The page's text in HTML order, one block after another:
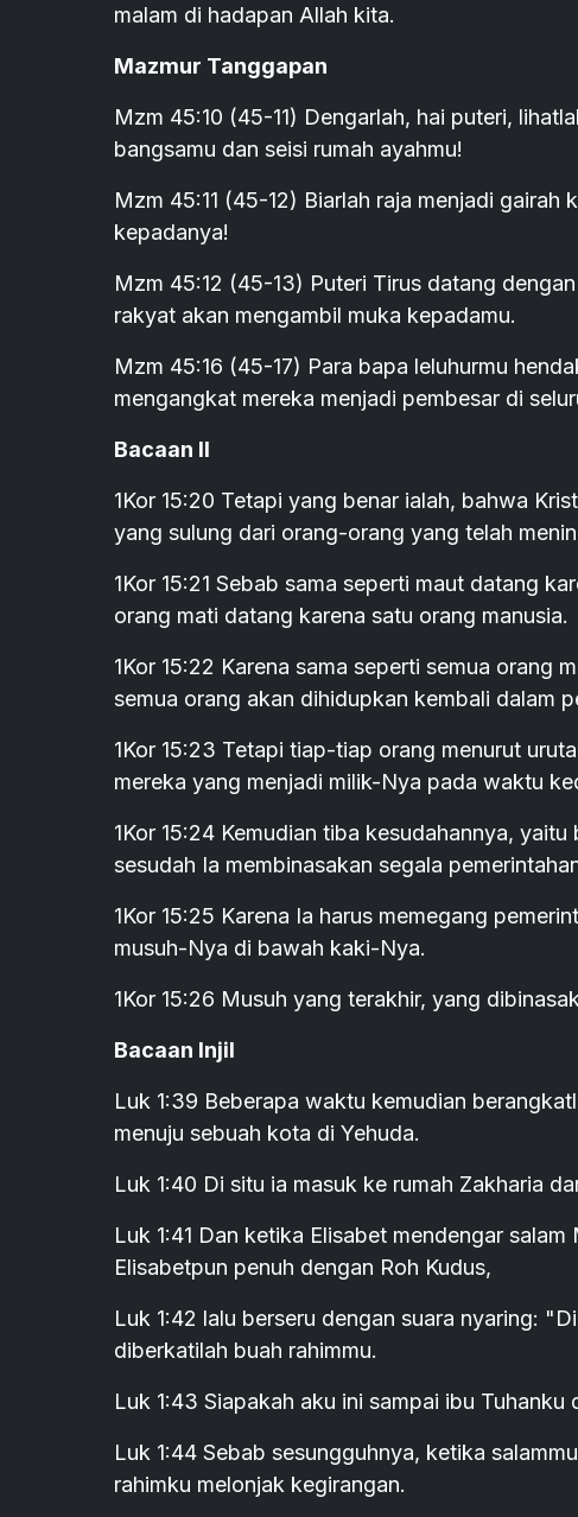
malam di hadapan Allah kita.
Mazmur Tanggapan
Mzm 45:10 (45-11) Dengarlah, hai puteri,
bangsamu dan seisi rumah ayahmu!
Mzm 45:11 (45-12) Biarlah raja menjadi gairah
kepadanya!
Mzm 45:12 (45-13) Puteri Tirus datang
rakyat akan mengambil muka kepadamu.
Mzm 45:16 (45-17) Para bapa leluhurmu
mengangkat mereka menjadi pembesar di
Bacaan II
1Kor 15:20 Tetapi yang benar ialah, bahwa
yang sulung dari orang-orang yang telah
1Kor 15:21 Sebab sama seperti maut datang
orang mati datang karena satu orang manusia.
1Kor 15:22 Karena sama seperti semua orang
semua orang akan dihidupkan kembali dalam
1Kor 15:23 Tetapi tiap-tiap orang menurut
mereka yang menjadi milik-Nya pada waktu
1Kor 15:24 Kemudian tiba kesudahannya,
sesudah Ia membinasakan segala
1Kor 15:25 Karena Ia harus memegang
musuh-Nya di bawah kaki-Nya.
1Kor 15:26 Musuh yang terakhir, yang
Bacaan Injil
Luk 1:39 Beberapa waktu kemudian
menuju sebuah kota di Yehuda.
Luk 1:40 Di situ ia masuk ke rumah Zakharia
Luk 1:41 Dan ketika Elisabet mendengar
Elisabetpun penuh dengan Roh Kudus,
Luk 1:42 lalu berseru dengan suara nyaring:
diberkatilah buah rahimmu.
Luk 1:43 Siapakah aku ini sampai ibu Tuhanku
Luk 1:44 Sebab sesungguhnya, ketika
rahimku melonjak kegirangan.